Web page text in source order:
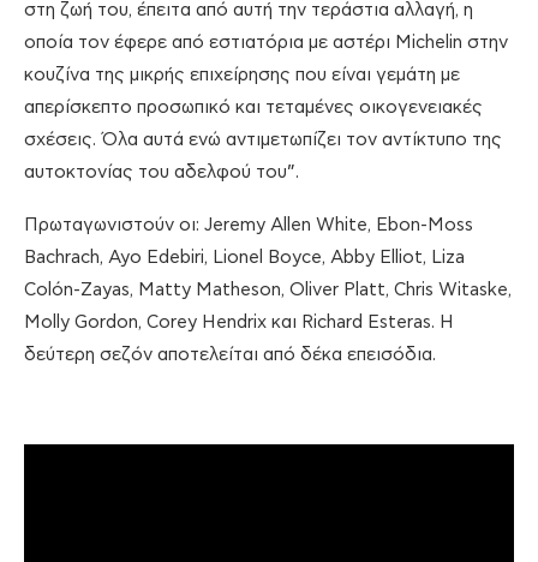
στη ζωή του, έπειτα από αυτή την τεράστια αλλαγή, η
οποία τον έφερε από εστιατόρια με αστέρι Michelin στην
κουζίνα της μικρής επιχείρησης που είναι γεμάτη με
απερίσκεπτο προσωπικό και τεταμένες οικογενειακές
σχέσεις. Όλα αυτά ενώ αντιμετωπίζει τον αντίκτυπο της
αυτοκτονίας του αδελφού του”.
Πρωταγωνιστούν οι: Jeremy Allen White, Ebon-Moss
Bachrach, Ayo Edebiri, Lionel Boyce, Abby Elliot, Liza
Colón-Zayas, Matty Matheson, Oliver Platt, Chris Witaske,
Molly Gordon, Corey Hendrix και Richard Esteras. Η
δεύτερη σεζόν αποτελείται από δέκα επεισόδια.